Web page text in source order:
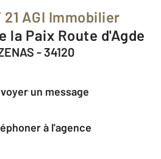
21 AGI Immobilier
la Paix Route d'Agde
- 34120
un message
à l'agence